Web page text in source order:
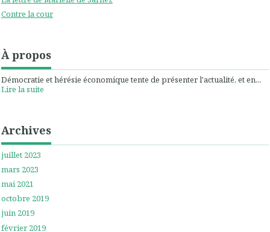
Contre la cour
À propos
Démocratie et hérésie économique tente de présenter l'actualité, et en...
Lire la suite
Archives
juillet 2023
mars 2023
mai 2021
octobre 2019
juin 2019
février 2019